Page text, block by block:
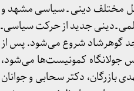
مختلف دینی ـ سیاسی مشهد و
ـ دینی جدید از حرکت سیاسی ـ
گوهرشاد شروع می‌شود. پس از
جولانگاه کمونیست‌ها می‌شود،
بازرگان، دکتر سحابی و جوانان